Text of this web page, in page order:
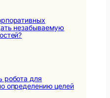
незабываемую
робота для
определению целей